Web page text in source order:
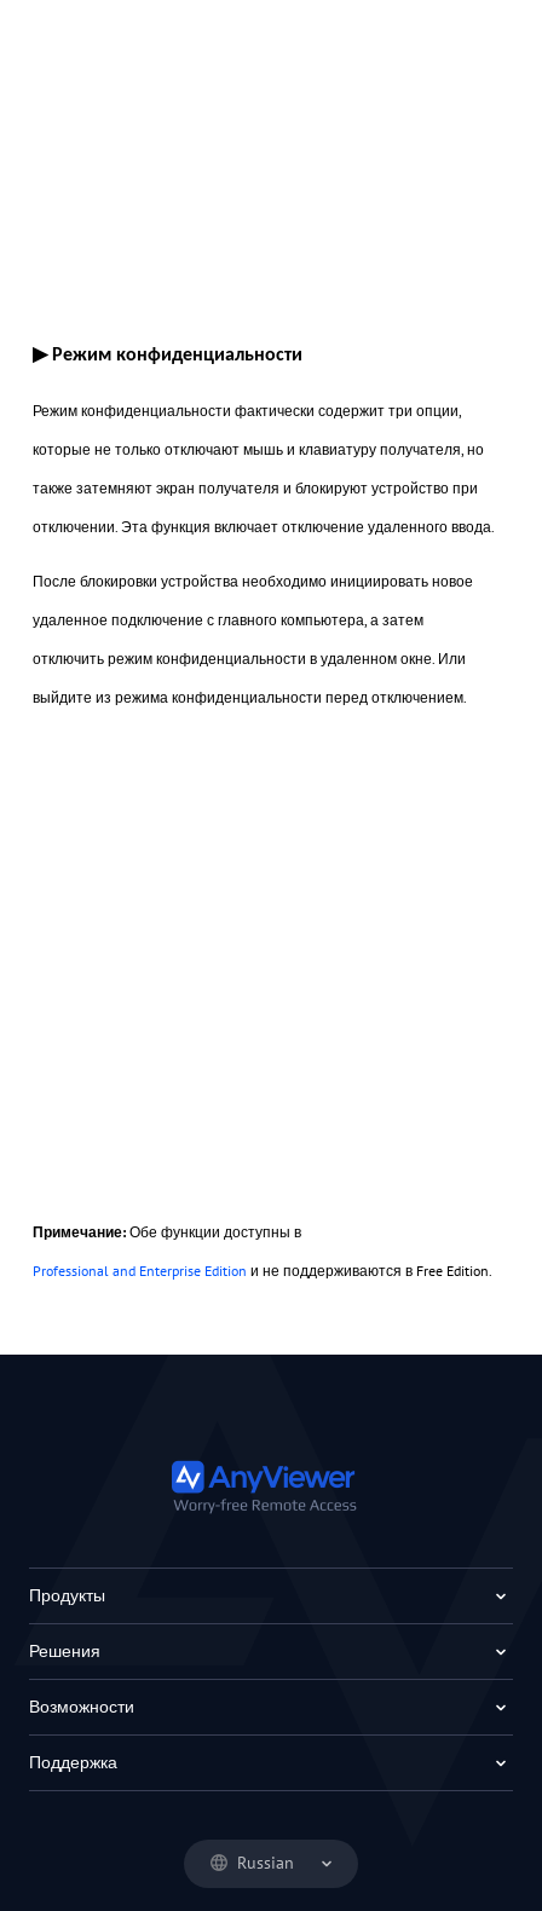
▶ Режим конфиденциальности
Режим конфиденциальности фактически содержит три опции,
которые не только отключают мышь и клавиатуру получателя, но
также затемняют экран получателя и блокируют устройство при
отключении. Эта функция включает отключение удаленного ввода.
После блокировки устройства необходимо инициировать новое
удаленное подключение с главного компьютера, а затем
отключить режим конфиденциальности в удаленном окне. Или
выйдите из режима конфиденциальности перед отключением.
Примечание:Обе функции доступны в
Professional and Enterprise Edition и не поддерживаются в Free Edition.
Russian
Продукты
Решения
Возможности
Поддержка